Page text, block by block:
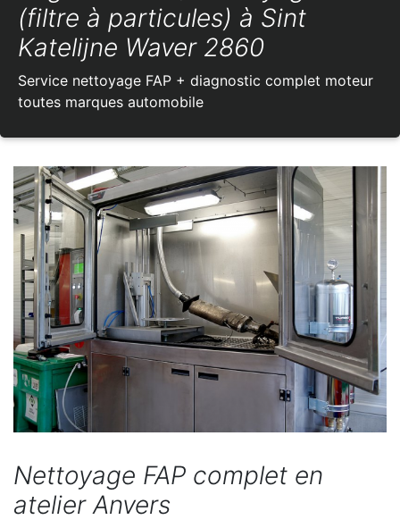
(filtre à particules) à Sint
Katelijne Waver 2860
Service nettoyage FAP + diagnostic complet moteur
toutes marques automobile
Nettoyage FAP complet en
atelier Anvers